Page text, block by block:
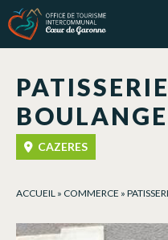
PATISSERIE
CAZERES
ACCUEIL » COMMERCE »
Panneau de gestion des cookies